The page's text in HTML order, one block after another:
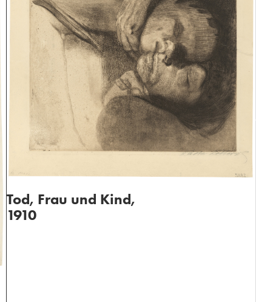
Tod, Frau und Kind,
1910